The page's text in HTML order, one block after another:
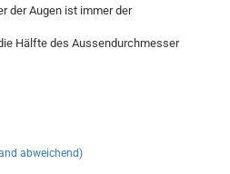
der Augen ist immer der
Hälfte des Aussendurchmesser
abweichend)